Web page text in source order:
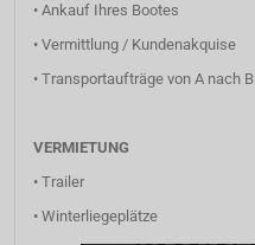
• Ankauf Ihres Bootes
• Vermittlung / Kundenakquise
• Transportaufträge von A nach B
VERMIETUNG
• Trailer
• Winterliegeplätze